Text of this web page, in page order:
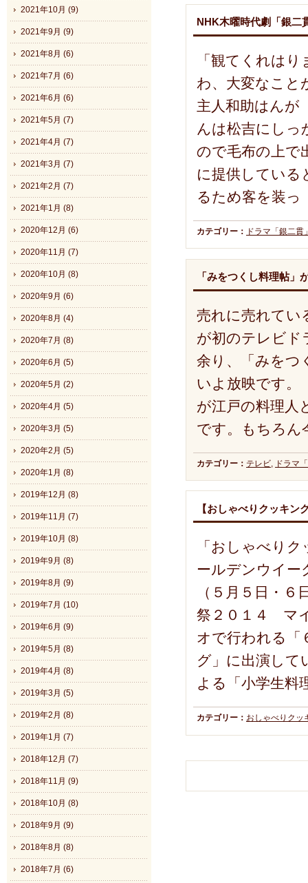
NHK木曜時代劇「銀二
「観てくれは
わ、大変なこと
主人和助はんが
んは松吉にし
ので毛布の上で
に提供している
るため客を装っ
カテゴリー： ドラマ「銀二貫
「みをつくし料理帖」
売れに売れてい
が初のテレビド
余り、「みをつ
いよ放映です。
が江戸の料理人
です。もちろん
カテゴリー： テレビ ドラマ
【おしゃべりクッキン
「おしゃべり
ールデンウイー
（５月５日・
祭２０１４ マ
オで行われる「
グ」に出演して
よる「小学生料
カテゴリー： おしゃべりクッ
2021年10月 (9)
2021年9月 (9)
2021年8月 (6)
2021年7月 (6)
2021年6月 (6)
2021年5月 (7)
2021年4月 (7)
2021年3月 (7)
2021年2月 (7)
2021年1月 (8)
2020年12月 (6)
2020年11月 (7)
2020年10月 (8)
2020年9月 (6)
2020年8月 (4)
2020年7月 (8)
2020年6月 (5)
2020年5月 (2)
2020年4月 (5)
2020年3月 (5)
2020年2月 (5)
2020年1月 (8)
2019年12月 (8)
2019年11月 (7)
2019年10月 (8)
2019年9月 (8)
2019年8月 (9)
2019年7月 (10)
2019年6月 (9)
2019年5月 (8)
2019年4月 (8)
2019年3月 (5)
2019年2月 (8)
2019年1月 (7)
2018年12月 (7)
2018年11月 (9)
2018年10月 (8)
2018年9月 (9)
2018年8月 (8)
2018年7月 (6)